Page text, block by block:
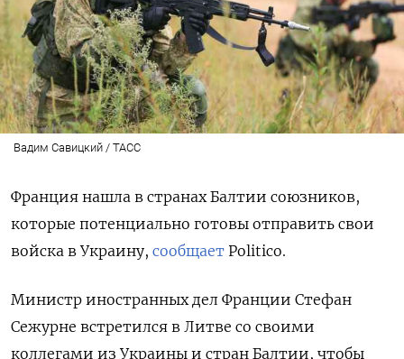
Вадим Савицкий / ТАСС
Франция нашла в странах Балтии союзников,
которые потенциально готовы отправить свои
войска в Украину, сообщает Politico.
Министр иностранных дел Франции Стефан
Сежурне встретился в Литве со своими
коллегами из Украины и стран Балтии, чтобы